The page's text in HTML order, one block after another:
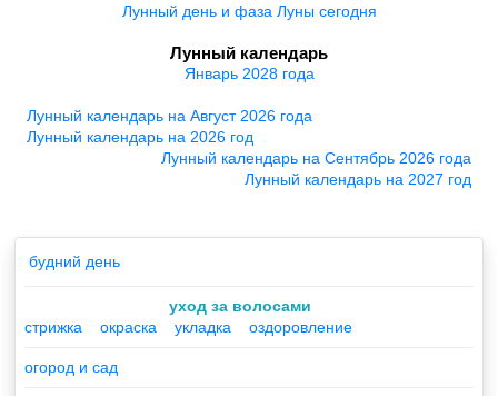
Лунный день и фаза Луны сегодня
Лунный календарь
Январь 2028 года
Лунный календарь на Август 2026 года
Лунный календарь на 2026 год
Лунный календарь на Сентябрь 2026 года
Лунный календарь на 2027 год
будний день
уход за волосами
стрижка
окраска укладка оздоровление
огород и сад